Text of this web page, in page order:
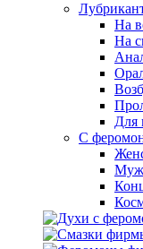
На
На
Для
С